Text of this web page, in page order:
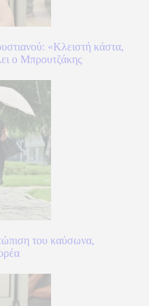
«Κλειστή κάστα,
ο Μπρουτζάκης
του καύσωνα,